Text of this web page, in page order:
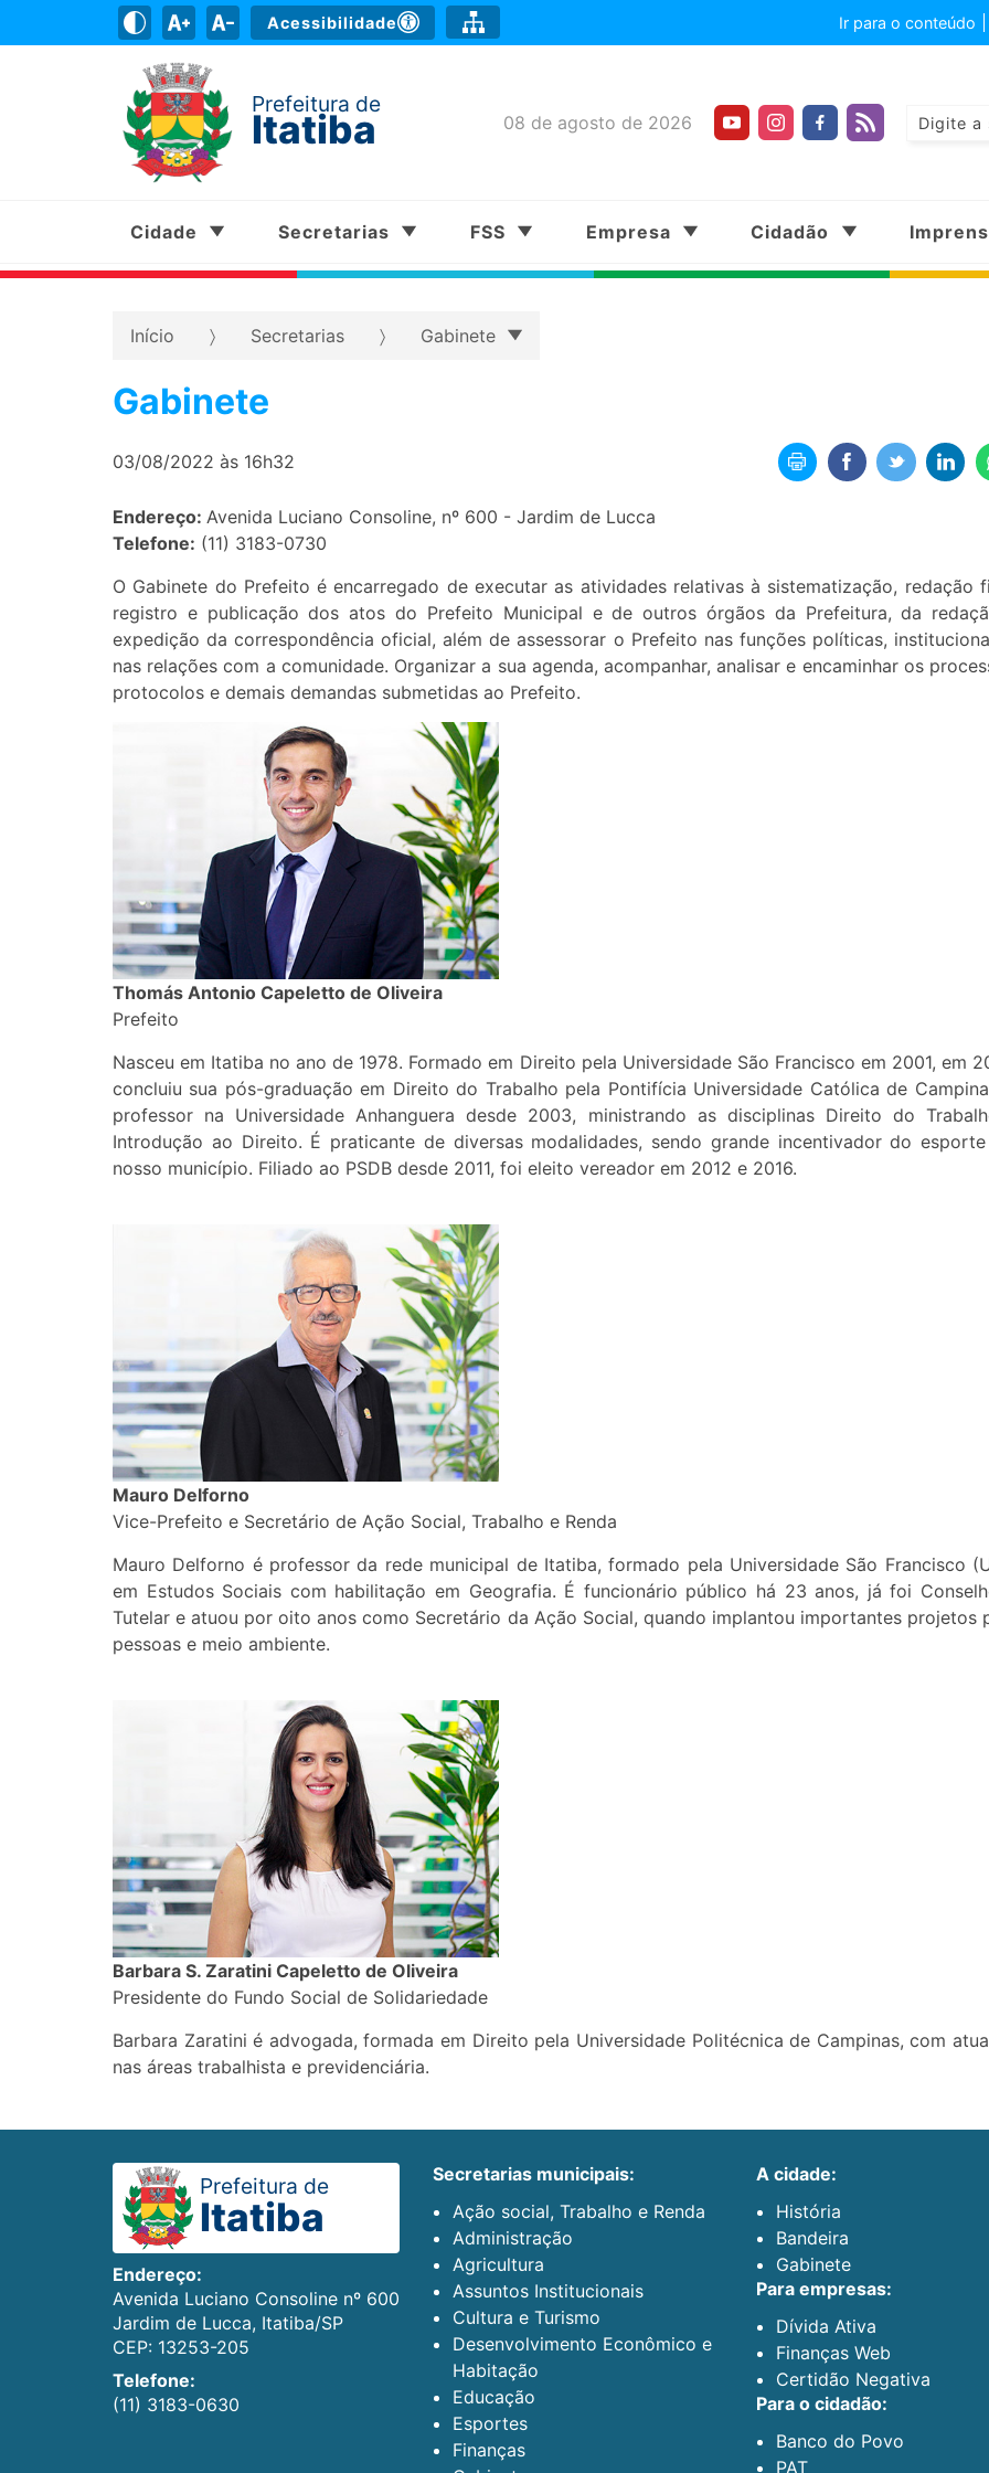
Acessibilidade Ir para o conteúdo
Prefeitura de
Itatiba 08 de agosto de 2026
Cidade Secretarias FSS Empresa Cidadão
Início Secretarias Gabinete
Gabinete
03/08/2022 às 16h32
Endereço: Avenida Luciano Consoline, nº 600 - Jardim de Lucca
Telefone: (11) 3183-0730
O Gabinete do Prefeito é encarregado de executar as atividades relativas à sistematização, redação
registro e publicação dos atos do Prefeito Municipal e de outros órgãos da Prefeitura, da
expedição da correspondência oficial, além de assessorar o Prefeito nas funções políticas,
nas relações com a comunidade. Organizar a sua agenda, acompanhar, analisar e encaminhar os
protocolos e demais demandas submetidas ao Prefeito.
Thomás Antonio Capeletto de Oliveira
Prefeito
Nasceu em Itatiba no ano de 1978. Formado em Direito pela Universidade São Francisco em 2001, em
concluiu sua pós-graduação em Direito do Trabalho pela Pontifícia Universidade Católica de
professor na Universidade Anhanguera desde 2003, ministrando as disciplinas Direito do
Introdução ao Direito. É praticante de diversas modalidades, sendo grande incentivador do
nosso município. Filiado ao PSDB desde 2011, foi eleito vereador em 2012 e 2016.
Mauro Delforno
Vice-Prefeito e Secretário de Ação Social, Trabalho e Renda
Mauro Delforno é professor da rede municipal de Itatiba, formado pela Universidade São Francisco
em Estudos Sociais com habilitação em Geografia. É funcionário público há 23 anos, já foi
Tutelar e atuou por oito anos como Secretário da Ação Social, quando implantou importantes projetos
pessoas e meio ambiente.
Barbara S. Zaratini Capeletto de Oliveira
Presidente do Fundo Social de Solidariedade
Barbara Zaratini é advogada, formada em Direito pela Universidade Politécnica de Campinas, com
nas áreas trabalhista e previdenciária.
Prefeitura de
Itatiba
Endereço:
Avenida Luciano Consoline nº 600
Jardim de Lucca, Itatiba/SP
CEP: 13253-205
Telefone:
(11) 3183-0630
secretarias municipais:
Ação social, Trabalho e Renda
Administração
Agricultura
Assuntos Institucionais
Cultura e Turismo
Desenvolvimento Econômico e
Habitação
Educação
Esportes
Finanças
a cidade:
História
Bandeira
Gabinete
para empresas:
Dívida Ativa
Finanças Web
Certidão Negativa
para o cidadão:
Banco do Povo
PAT